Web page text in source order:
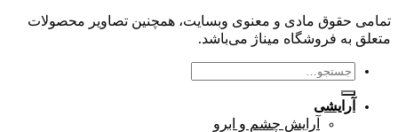
تمامی حقوق مادی و معنوی وبسایت، همچنین تصاویر محصولات
متعلق به فروشگاه میناژ می‌باشد.
جستجو
برای:
آرایشی
آرایش چشم و ابرو